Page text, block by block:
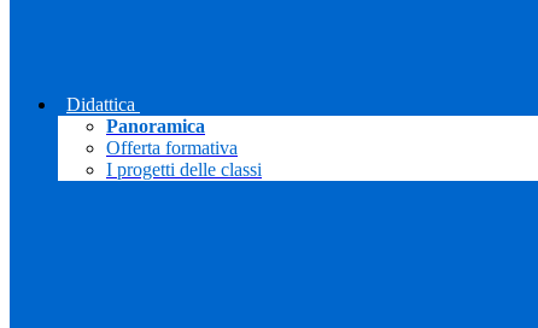
Didattica
Panoramica
Offerta formativa
I progetti delle classi